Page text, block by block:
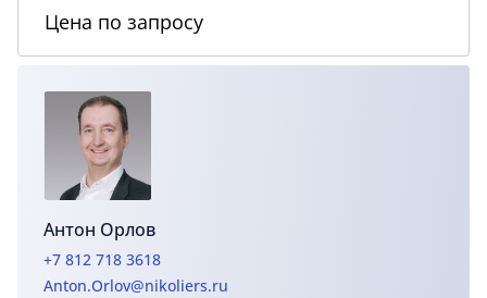
Цена по запросу
Антон Орлов
+7 812 718 3618
Anton.Orlov@nikoliers.ru